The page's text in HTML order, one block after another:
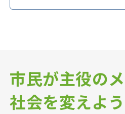
市民が主役の
社会を変えよう